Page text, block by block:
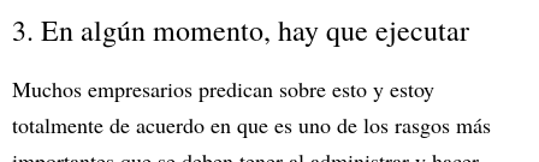
3. En algún momento, hay que ejecutar
Muchos empresarios predican sobre esto y estoy
totalmente de acuerdo en que es uno de los rasgos más